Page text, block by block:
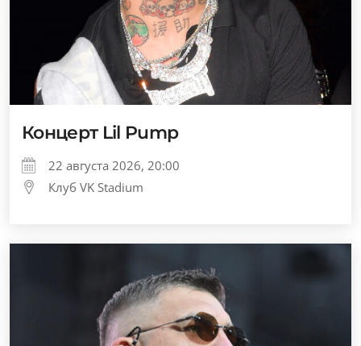
Концерт Lil Pump
22 августа 2026, 20:00
Клуб VK Stadium